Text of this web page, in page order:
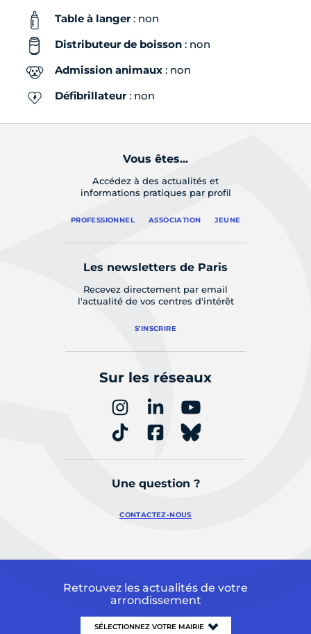
Table à langer: non
Distributeur de boisson : non
Admission animaux : non
Défibrillateur: non
Vous êtes...
Accédez à des actualités et
informations pratiques par profil
PROFESSIONNEL ASSOCIATION JEUNE
Les newsletters de Paris
Recevez directement par email
l'actualité de vos centres d'intérêt
S'INSCRIRE
Sur les réseaux
Une question ?
CONTACTEZ-NOUS
Retrouvez les actualités de votre
arrondissement